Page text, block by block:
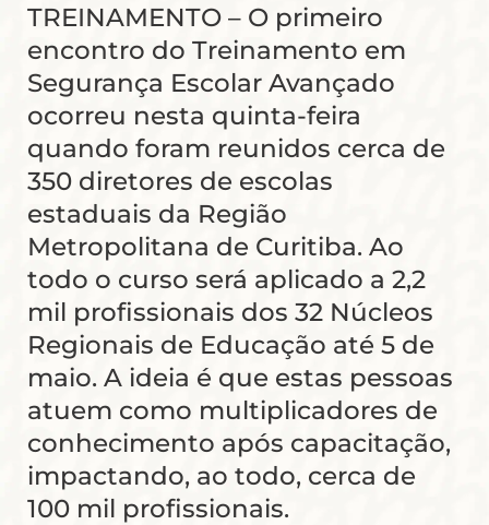
TREINAMENTO – O primeiro
encontro do Treinamento em
Segurança Escolar Avançado
ocorreu nesta quinta-feira
quando foram reunidos cerca de
350 diretores de escolas
estaduais da Região
Metropolitana de Curitiba. Ao
todo o curso será aplicado a 2,2
mil profissionais dos 32 Núcleos
Regionais de Educação até 5 de
maio. A ideia é que estas pessoas
atuem como multiplicadores de
conhecimento após capacitação,
impactando, ao todo, cerca de
100 mil profissionais.